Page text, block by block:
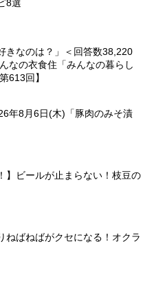
8選
きなのは？」＜回答数38,220
なの衣食住「みんなの暮らし
613回】
年8月6日(木)「豚肉のみそ漬
】ビールが止まらない！枝豆の
ねばねばがクセになる！オクラ